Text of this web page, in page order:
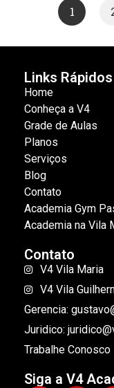
1
Links Rápidos
Home
Conheça a V4
Grade de Aulas
Planos
Serviços
Blog
Contato
Academia Gym
Academia na Vila
Contato
V4 Vila Maria
V4 Vila
Gerencia:
Juridico:
Trabalhe Conosco
Siga a V4